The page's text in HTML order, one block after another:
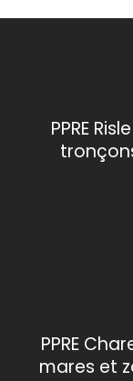
PPRE
PPRE
mares et